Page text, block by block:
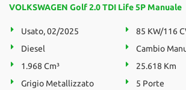
VOLKSWAGEN Golf 2.0 TDI Life 5P Manuale
Usato, 02/2025
85 KW/116
Diesel
Cambio
1.968 Cm³
25.618 Km
Grigio Metallizzato
5 Porte